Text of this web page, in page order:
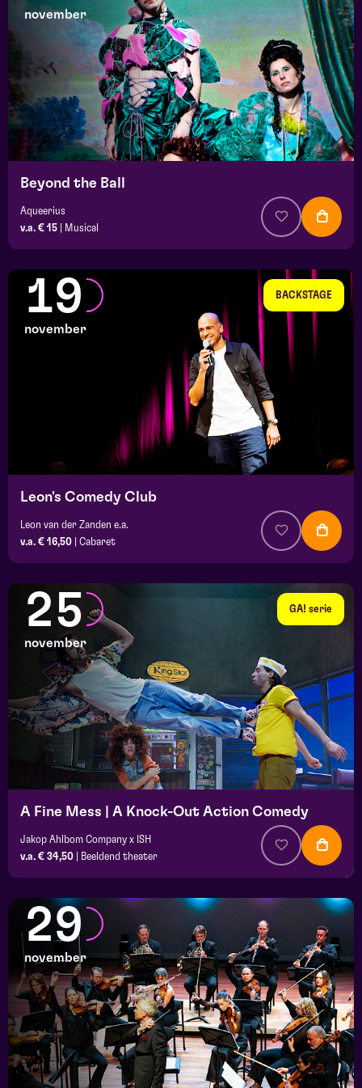
november
Beyond the Ball
Aqueerius
v.a. € 15
Musical
BACKSTAGE
19
november
Leon's Comedy Club
Leon van der Zanden e.a.
v.a. € 16,50
Cabaret
GA! serie
25
november
A Fine Mess | A Knock-Out Action Comedy
Jakop Ahlbom Company x ISH
v.a. € 34,50
Beeldend theater
29
november